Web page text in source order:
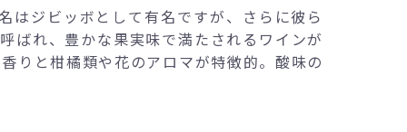
はジビッボとして有名ですが、さらに彼ら
れ、豊かな果実味で満たされるワインが
りと柑橘類や花のアロマが特徴的。酸味の